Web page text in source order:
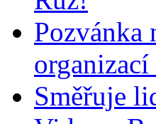
Pozvánka
Směřuje